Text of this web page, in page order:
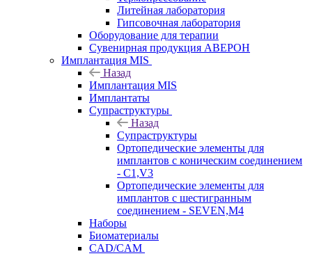
Литейная лаборатория
Гипсовочная лаборатория
Оборудование для терапии
Сувенирная продукция АВЕРОН
Имплантация MIS
Назад
Имплантация MIS
Имплантаты
Супраструктуры
Назад
Супраструктуры
Ортопедические элементы для
имплантов с коническим соединением
- C1,V3
Ортопедические элементы для
имплантов с шестигранным
соединением - SEVEN,M4
Наборы
Биоматериалы
CAD/CAM